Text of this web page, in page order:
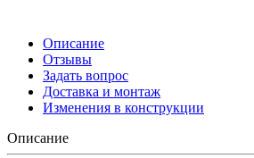
Описание
Отзывы
Задать вопрос
Доставка и монтаж
Изменения в конструкции
Описание